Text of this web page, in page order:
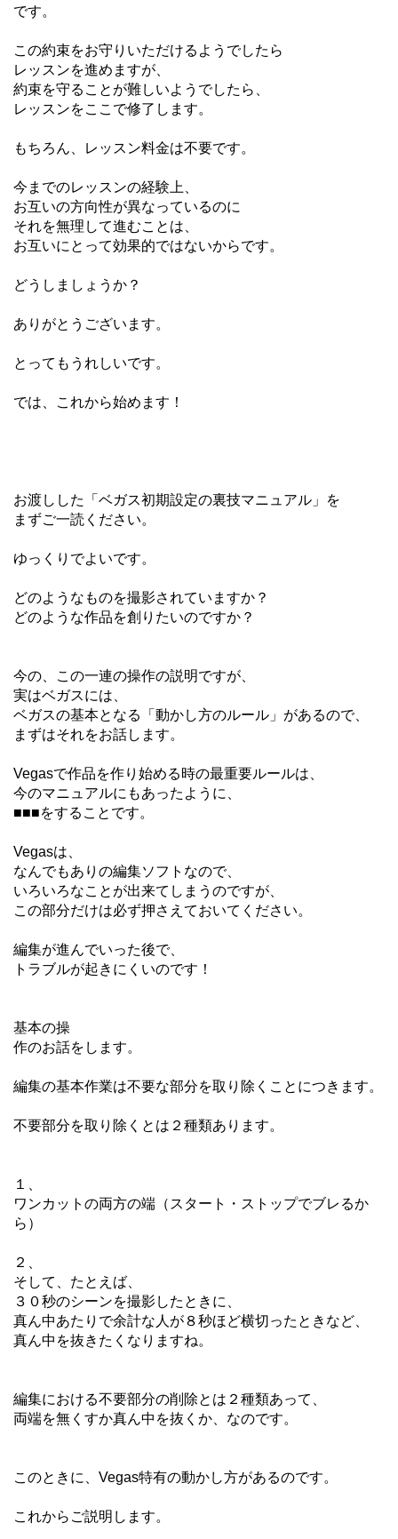
です。
この約束をお守りいただけるようでしたら
レッスンを進めますが、
約束を守ることが難しいようでしたら、
レッスンをここで修了します。
もちろん、レッスン料金は不要です。
今までのレッスンの経験上、
お互いの方向性が異なっているのに
それを無理して進むことは、
お互いにとって効果的ではないからです。
どうしましょうか？
ありがとうございます。
とってもうれしいです。
では、これから始めます！
お渡しした「ベガス初期設定の裏技マニュアル」を
まずご一読ください。
ゆっくりでよいです。
どのようなものを撮影されていますか？
どのような作品を創りたいのですか？
今の、この一連の操作の説明ですが、
実はベガスには、
ベガスの基本となる「動かし方のルール」があるので、
まずはそれをお話します。
Vegasで作品を作り始める時の最重要ルールは、
今のマニュアルにもあったように、
■■■をすることです。
Vegasは、
なんでもありの編集ソフトなので、
いろいろなことが出来てしまうのですが、
この部分だけは必ず押さえておいてください。
編集が進んでいった後で、
トラブルが起きにくいのです！
基本の操
作のお話をします。
編集の基本作業は不要な部分を取り除くことにつきます。
不要部分を取り除くとは２種類あります。
１、
ワンカットの両方の端（スタート・ストップでブレるか
ら）
２、
そして、たとえば、
３０秒のシーンを撮影したときに、
真ん中あたりで余計な人が８秒ほど横切ったときなど、
真ん中を抜きたくなりますね。
編集における不要部分の削除とは２種類あって、
両端を無くすか真ん中を抜くか、なのです。
このときに、Vegas特有の動かし方があるのです。
これからご説明します。